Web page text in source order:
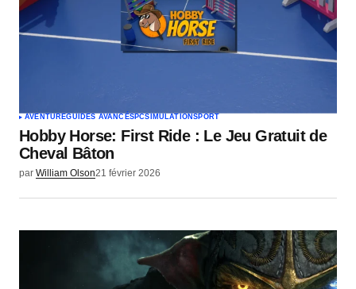
AVENTUREGUIDES AVANCÉSPCSIMULATIONSPORT
Hobby Horse: First Ride : Le Jeu Gratuit de
Cheval Bâton
par William Olson21 février 2026